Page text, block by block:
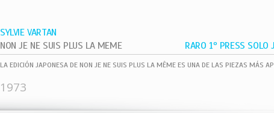
SYLVIE VARTAN
NON JE NE SUIS PLUS LA MEME
1973